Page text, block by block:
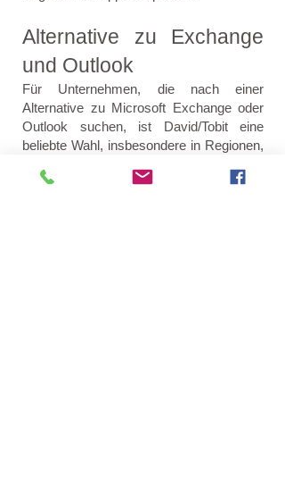
Alternative zu Exchange
und Outlook
Für Unternehmen, die nach einer
Alternative zu Microsoft Exchange oder
Outlook suchen, ist David/Tobit eine
beliebte Wahl, insbesondere in Regionen,
Datenschutzstandards hochgeschätzt